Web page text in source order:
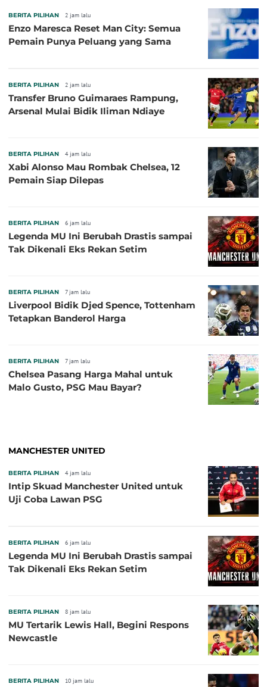
BERITA PILIHAN 2 jam lalu
Enzo Maresca Reset Man City: Semua
Pemain Punya Peluang yang Sama
BERITA PILIHAN 2 jam lalu
Transfer Bruno Guimaraes Rampung,
Arsenal Mulai Bidik Iliman Ndiaye
BERITA PILIHAN 4 jam lalu
Xabi Alonso Mau Rombak Chelsea, 12
Pemain Siap Dilepas
BERITA PILIHAN 6 jam lalu
Legenda MU Ini Berubah Drastis sampai
Tak Dikenali Eks Rekan Setim
BERITA PILIHAN 7 jam lalu
Liverpool Bidik Djed Spence, Tottenham
Tetapkan Banderol Harga
BERITA PILIHAN 7 jam lalu
Chelsea Pasang Harga Mahal untuk
Malo Gusto, PSG Mau Bayar?
MANCHESTER UNITED
BERITA PILIHAN 4 jam lalu
Intip Skuad Manchester United untuk
Uji Coba Lawan PSG
BERITA PILIHAN 6 jam lalu
Legenda MU Ini Berubah Drastis sampai
Tak Dikenali Eks Rekan Setim
BERITA PILIHAN 8 jam lalu
MU Tertarik Lewis Hall, Begini Respons
Newcastle
BERITA PILIHAN 10 jam lalu